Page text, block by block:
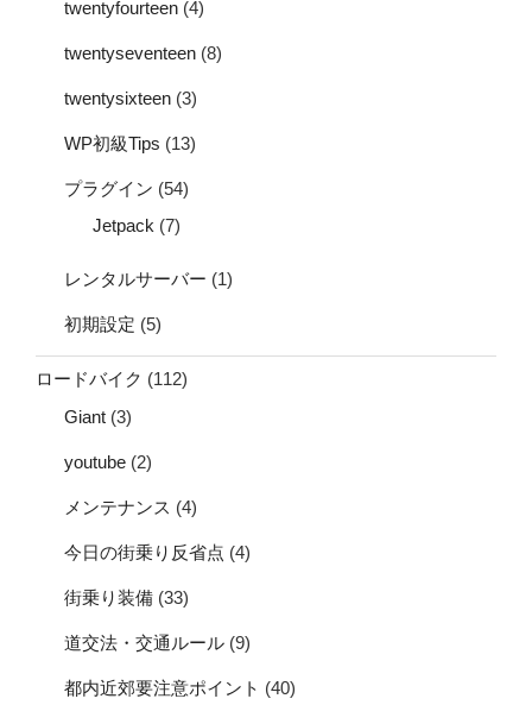
twentyfourteen (4)
twentyseventeen (8)
twentysixteen (3)
WP初級Tips (13)
プラグイン (54)
Jetpack (7)
レンタルサーバー (1)
初期設定 (5)
ロードバイク (112)
Giant (3)
youtube (2)
メンテナンス (4)
今日の街乗り反省点 (4)
街乗り装備 (33)
道交法・交通ルール (9)
都内近郊要注意ポイント (40)